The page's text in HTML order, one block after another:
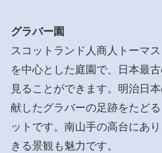
グラバー園
スコットランド人商人トーマ
を中心とした庭園で、日本最
見ることができます。明治日
献したグラバーの足跡をたど
ットです。南山手の高台にあ
きる景観も魅力です。